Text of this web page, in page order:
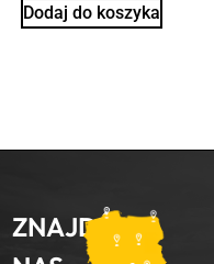
Dodaj do koszyka
ZNAJDŹ